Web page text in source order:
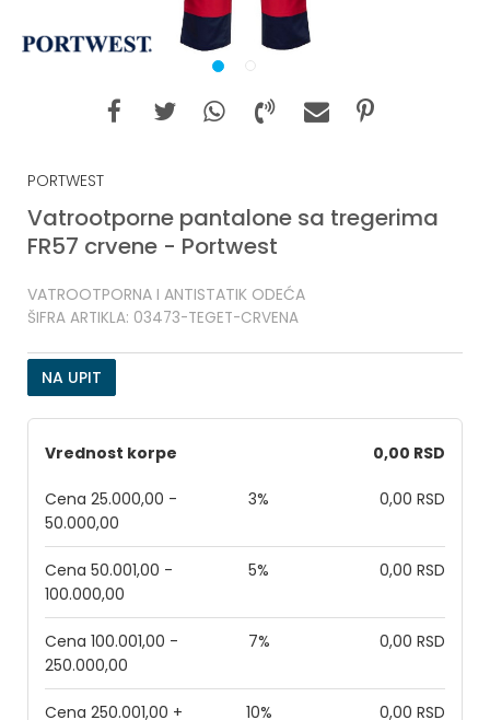
1
PORTWEST
Vatrootporne pantalone sa tregerima
FR57 crvene - Portwest
VATROOTPORNA I ANTISTATIK ODEĆA
ŠIFRA ARTIKLA: 03473-TEGET-CRVENA
NA UPIT
Vrednost korpe 0,00 RSD
Cena 25.000,00 -
50.000,00
3% 0,00 RSD
Cena 50.001,00 -
100.000,00
5% 0,00 RSD
Cena 100.001,00 -
250.000,00
7% 0,00 RSD
Cena 250.001,00 + 10% 0,00 RSD